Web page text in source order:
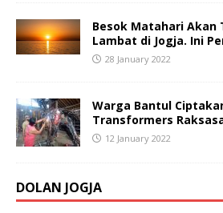
Besok Matahari Akan
Lambat di Jogja. Ini
28 January 2022
Warga Bantul
Transformers
12 January 2022
DOLAN JOGJA